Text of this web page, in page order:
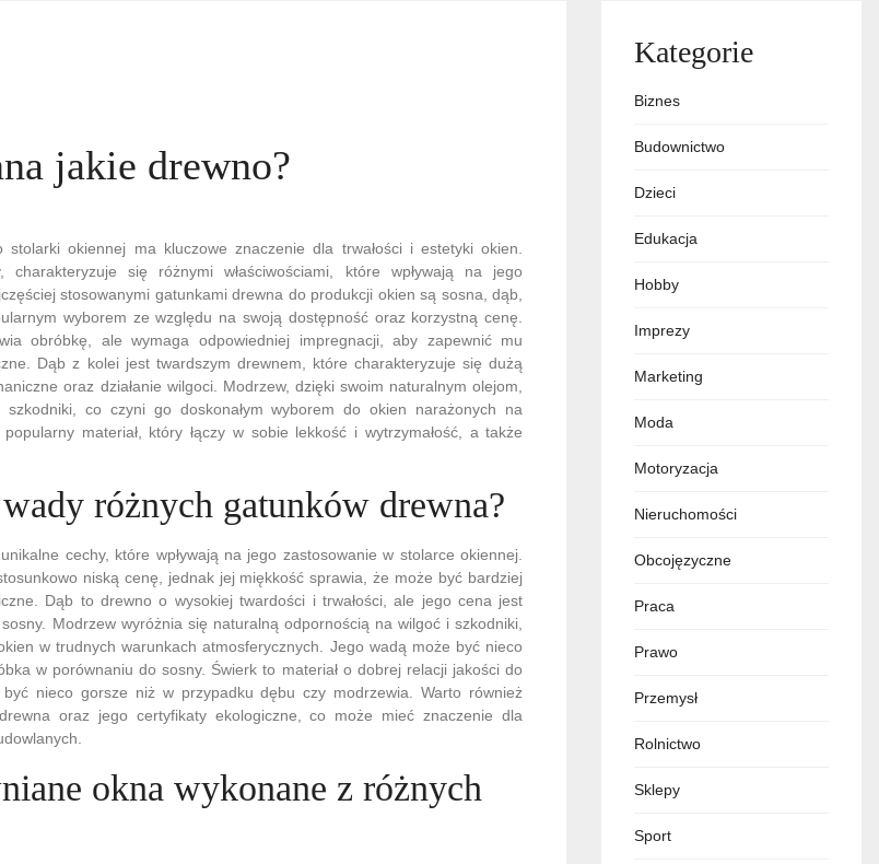
jakie drewno?
okiennej ma kluczowe znaczenie dla trwałości i estetyki okien.
charakteryzuje się różnymi właściwościami, które wpływają na jego
stosowanymi gatunkami drewna do produkcji okien są sosna, dąb,
wyborem ze względu na swoją dostępność oraz korzystną cenę.
obróbkę, ale wymaga odpowiedniej impregnacji, aby zapewnić mu
Dąb z kolei jest twardszym drewnem, które charakteryzuje się dużą
oraz działanie wilgoci. Modrzew, dzięki swoim naturalnym olejom,
co czyni go doskonałym wyborem do okien narażonych na
materiał, który łączy w sobie lekkość i wytrzymałość, a także
różnych gatunków drewna?
cechy, które wpływają na jego zastosowanie w stolarce okiennej.
niską cenę, jednak jej miękkość sprawia, że może być bardziej
Dąb to drewno o wysokiej twardości i trwałości, ale jego cena jest
Modrzew wyróżnia się naturalną odpornością na wilgoć i szkodniki,
w trudnych warunkach atmosferycznych. Jego wadą może być nieco
w porównaniu do sosny. Świerk to materiał o dobrej relacji jakości do
nieco gorsze niż w przypadku dębu czy modrzewia. Warto również
oraz jego certyfikaty ekologiczne, co może mieć znaczenie dla
okna wykonane z różnych
Kategorie
Biznes
Budownictwo
Dzieci
Edukacja
Hobby
Imprezy
Marketing
Moda
Motoryzacja
Nieruchomości
Obcojęzyczne
Praca
Prawo
Przemysł
Rolnictwo
Sklepy
Sport